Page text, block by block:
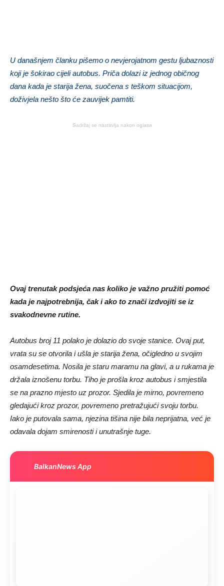
U današnjem članku pišemo o nevjerojatnom gestu ljubaznosti
koji je šokirao cijeli autobus. Priča dolazi iz jednog običnog
dana kada je starija žena, suočena s teškom situacijom,
doživjela nešto što će zauvijek pamtiti.
Sadržaj se nastavlja nakon oglasa
Ovaj trenutak podsjeća nas koliko je važno pružiti pomoć
kada je najpotrebnija, čak i ako to znači izdvojiti se iz
svakodnevne rutine.
Autobus broj 11 polako je dolazio do svoje stanice. Ovaj put,
vrata su se otvorila i ušla je starija žena, očigledno u svojim
osamdesetima. Nosila je staru maramu na glavi, a u rukama je
držala iznošenu torbu. Tiho je prošla kroz autobus i smjestila
se na prazno mjesto uz prozor. Sjedila je mirno, povremeno
gledajući kroz prozor, povremeno pretražujući svoju torbu.
Iako je putovala sama, njezina tišina nije bila neprijatna, već je
odavala dojam smirenosti i unutrašnje tuge.
BalkanNews App